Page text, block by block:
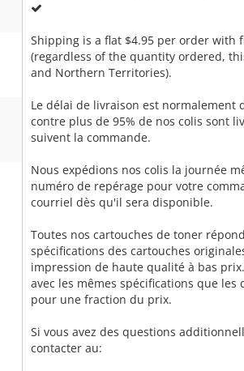
Shipping is a flat $4.95 per order with
(regardless of the quantity ordered,
and Northern Territories).
Le délai de livraison est normalement
contre plus de 95% de nos colis sont
suivent la commande.
Nous expédions nos colis la journée
numéro de repérage pour votre
courriel dès qu'il sera disponible.
Toutes nos cartouches de toner
spécifications des cartouches
impression de haute qualité à bas
avec les mêmes spécifications que les
pour une fraction du prix.
Si vous avez des questions
contacter au: